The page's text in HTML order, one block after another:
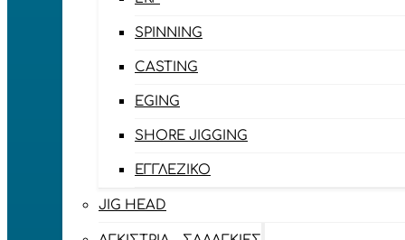
SPINNING
CASTING
EGING
SHORE JIGGING
ΕΓΓΛΈΖΙΚΟ
JIG HEAD